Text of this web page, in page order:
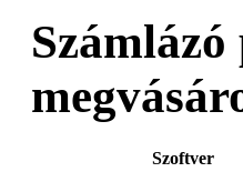
Szoftver